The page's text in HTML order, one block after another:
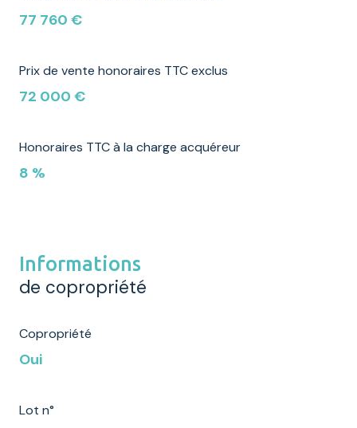
77 760 €
Prix de vente honoraires TTC exclus
72 000 €
Honoraires TTC à la charge acquéreur
8 %
Informations
de copropriété
Copropriété
Oui
Lot n°